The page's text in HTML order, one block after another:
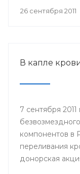
мобильном
26 сентября 2011
В капле
7 сентября
компонентов в
переливания
донорская